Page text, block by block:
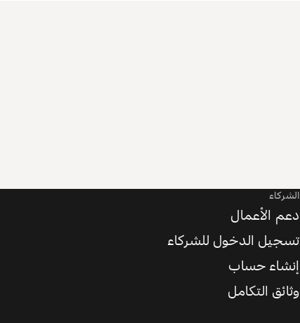
الشركاء
دعم الأعمال
تسجيل الدخول للشركاء
إنشاء حساب
وثائق التكامل